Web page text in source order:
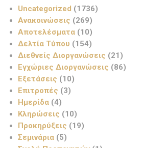
Uncategorized (1736)
Ανακοινώσεις (269)
Αποτελέσματα (10)
Δελτία Τύπου (154)
Διεθνείς Διοργανώσεις (21)
Εγχώριες Διοργανώσεις (86)
Εξετάσεις (10)
Επιτροπές (3)
Ημερίδα (4)
Κληρώσεις (10)
Προκηρύξεις (19)
Σεμινάρια (5)